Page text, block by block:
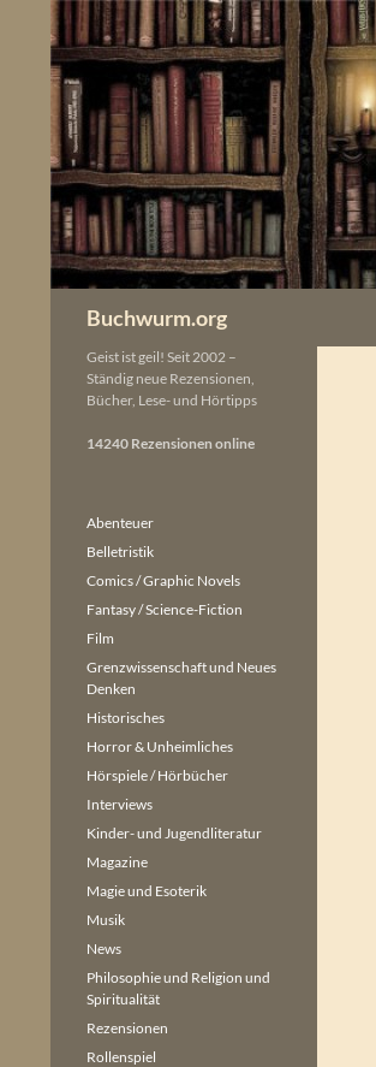
springen
Buchwurm.org
Geist ist geil! Seit 2002 –
Ständig neue Rezensionen,
Bücher, Lese- und Hörtipps
14240 Rezensionen online
Abenteuer
Belletristik
Comics / Graphic Novels
Fantasy / Science-Fiction
Film
Grenzwissenschaft und Neues
Denken
Historisches
Horror & Unheimliches
Hörspiele / Hörbücher
Interviews
Kinder- und Jugendliteratur
Magazine
Magie und Esoterik
Musik
News
Philosophie und Religion und
Spiritualität
Rezensionen
Rollenspiel